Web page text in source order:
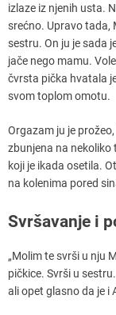
izlaze iz njenih usta.
srećno. Upravo tada,
sestru. On ju je sada
jače nego mamu.
čvrsta pička hvatala
svom toplom omotu.
Orgazam ju je
zbunjena na nekoliko
koji je ikada osetila.
na kolenima pored
Svršavanje i
„Molim te svrši u nju
pičkice. Svrši u
ali opet glasno da je i